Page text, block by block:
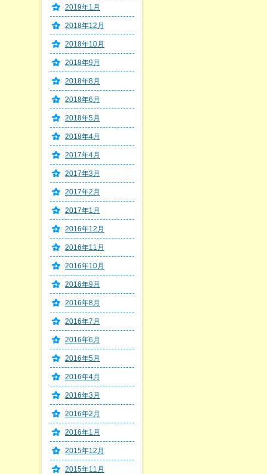
2019年1月
2018年12月
2018年10月
2018年9月
2018年8月
2018年6月
2018年5月
2018年4月
2017年4月
2017年3月
2017年2月
2017年1月
2016年12月
2016年11月
2016年10月
2016年9月
2016年8月
2016年7月
2016年6月
2016年5月
2016年4月
2016年3月
2016年2月
2016年1月
2015年12月
2015年11月